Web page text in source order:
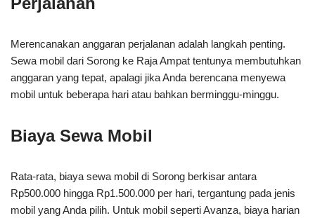
Merencanakan anggaran perjalanan adalah langkah penting.
Sewa mobil dari Sorong ke Raja Ampat tentunya membutuhkan
anggaran yang tepat, apalagi jika Anda berencana menyewa
mobil untuk beberapa hari atau bahkan berminggu-minggu.
Biaya Sewa Mobil
Rata-rata, biaya sewa mobil di Sorong berkisar antara
Rp500.000 hingga Rp1.500.000 per hari, tergantung pada jenis
mobil yang Anda pilih. Untuk mobil seperti Avanza, biaya harian